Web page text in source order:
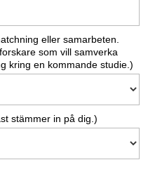
eller samarbeten.
som vill samverka
kring en kommande studie.)
stämmer in på dig.)